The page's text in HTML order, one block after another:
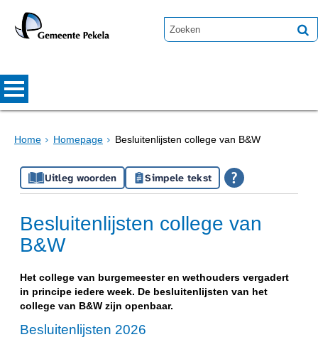
Home Homepage Besluitenlijsten college van B&W
Uitleg woorden Simpele tekst
Besluitenlijsten college van
B&W
Het college van burgemeester en wethouders vergadert
in principe iedere week. De besluitenlijsten van het
college van B&W zijn openbaar.
Besluitenlijsten 2026